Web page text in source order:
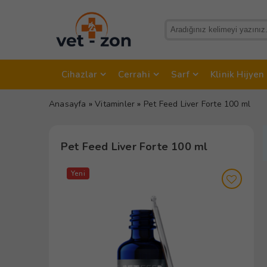
Cihazlar Cerrahi Sarf Klinik Hijyen
Anasayfa » Vitaminler » Pet Feed Liver Forte 100 ml
Pet Feed Liver Forte 100 ml
Yeni